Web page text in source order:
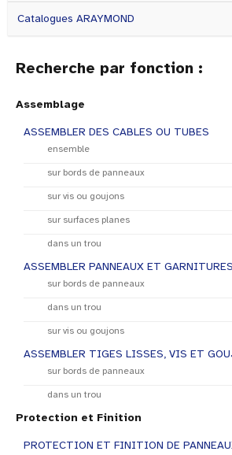
Catalogues ARAYMOND
Recherche par fonction :
Assemblage
ASSEMBLER DES CABLES OU TUBES
ensemble
sur bords de panneaux
sur vis ou goujons
sur surfaces planes
dans un trou
ASSEMBLER PANNEAUX ET GARNITURES
sur bords de panneaux
dans un trou
sur vis ou goujons
ASSEMBLER TIGES LISSES, VIS ET
sur bords de panneaux
dans un trou
Protection et Finition
PROTECTION ET FINITION DE